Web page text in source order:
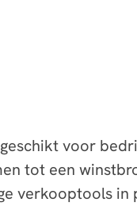
voor
tot een
verkooptools in